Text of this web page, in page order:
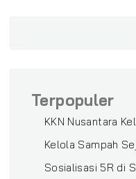
Terpopuler
KKN Nusantara
Kelola Sampah
Sosialisasi 5R di